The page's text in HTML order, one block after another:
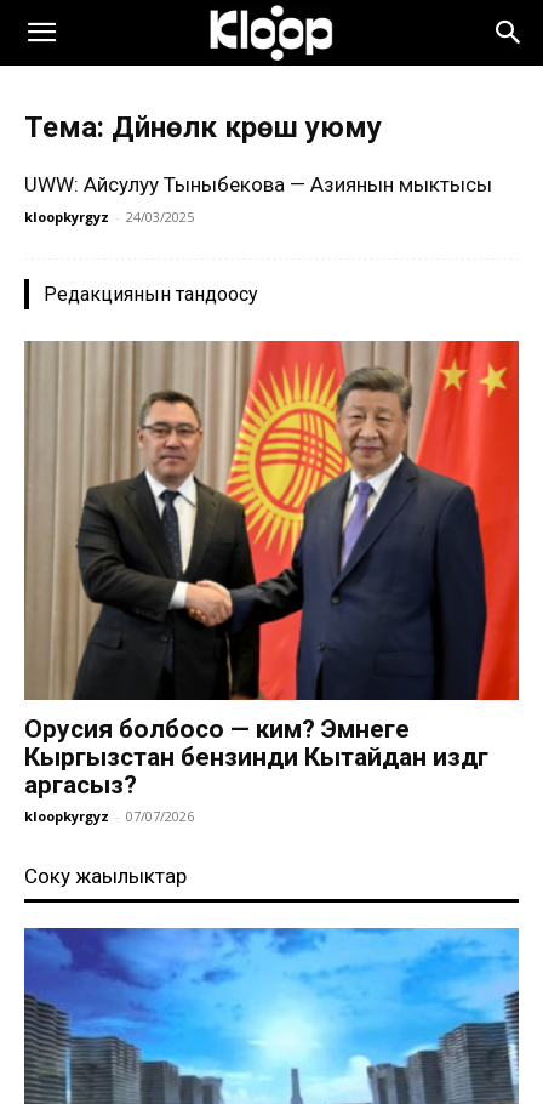
Тема: Дүйнөлүк күрөш уюму
UWW: Айсулуу Тыныбекова — Азиянын мыктысы
kloopkyrgyz - 24/03/2025
Редакциянын тандоосу
Орусия болбосо — ким? Эмнеге
Кыргызстан бензинди Кытайдан издөөгө
аргасыз?
kloopkyrgyz - 07/07/2026
Соңку жаңылыктар